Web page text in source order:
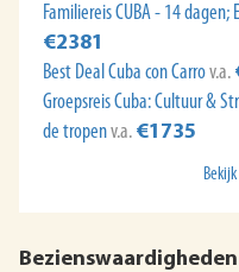
Familiereis CUBA - 14 dagen;
€2381
Best Deal Cuba con Carrov.a.
Groepsreis Cuba: Cultuur &
de tropenv.a. €1735
Bezienswaardigheden